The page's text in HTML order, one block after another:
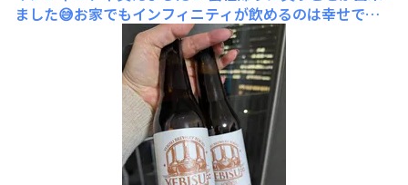
ました😅お家でもインフィニティが飲めるのは幸せです